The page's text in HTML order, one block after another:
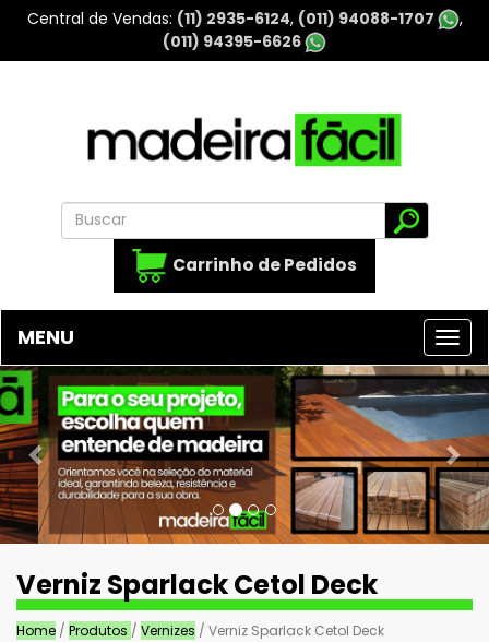
Central de Vendas (11) 2935-6124 (011) 94088-1707
(011) 94395-6626
Carrinho de Pedidos
MENU
Previous
Verniz Sparlack Cetol Deck
Home / Produtos / Vernizes / Verniz Sparlack Cetol Deck